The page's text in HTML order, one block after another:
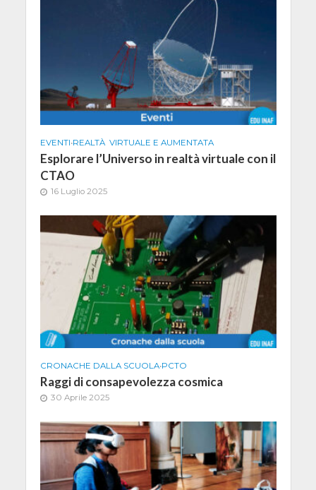
EVENTI•REALTÀ VIRTUALE E AUMENTATA
Esplorare l’Universo in realtà virtuale con il
CTAO
16 Luglio 2025
CRONACHE DALLA SCUOLA•PCTO
Raggi di consapevolezza cosmica
30 Aprile 2025